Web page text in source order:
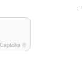
©